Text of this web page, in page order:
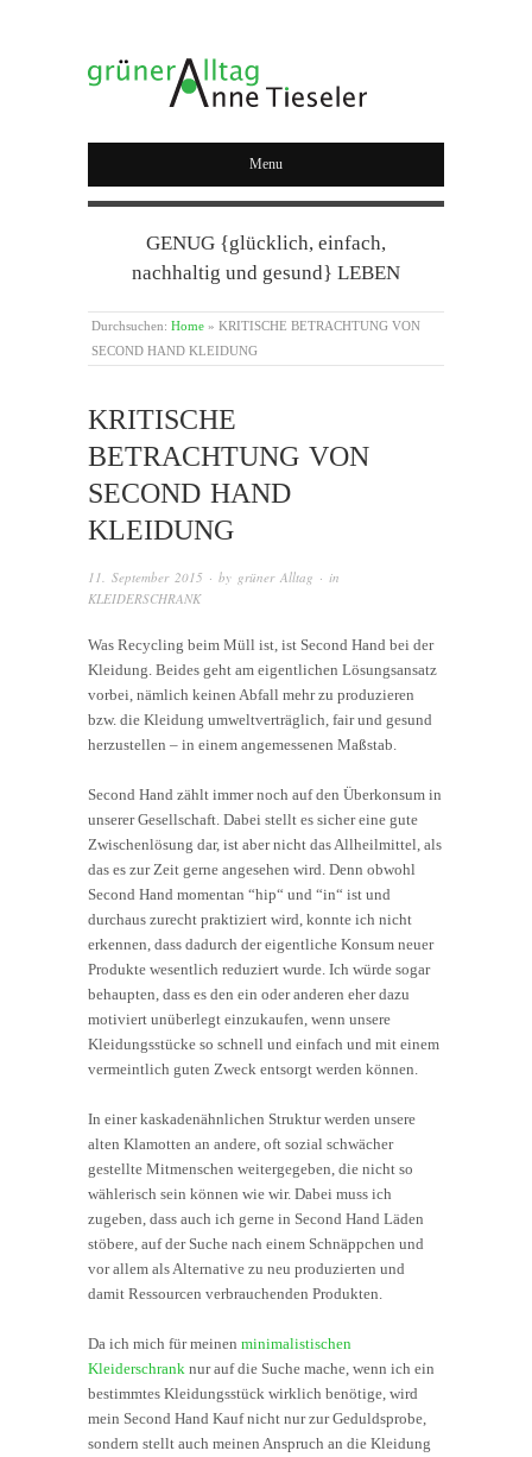
GRÜNER ALLTAG
Menu
GENUG {glücklich, einfach,
nachhaltig und gesund} LEBEN
Durchsuchen: Home » KRITISCHE BETRACHTUNG VON
SECOND HAND KLEIDUNG
KRITISCHE
BETRACHTUNG VON
SECOND HAND
KLEIDUNG
11. September 2015 · by grüner Alltag · in
KLEIDERSCHRANK
Was Recycling beim Müll ist, ist Second Hand bei der
Kleidung. Beides geht am eigentlichen Lösungsansatz
vorbei, nämlich keinen Abfall mehr zu produzieren
bzw. die Kleidung umweltverträglich, fair und gesund
herzustellen – in einem angemessenen Maßstab.
Second Hand zählt immer noch auf den Überkonsum in
unserer Gesellschaft. Dabei stellt es sicher eine gute
Zwischenlösung dar, ist aber nicht das Allheilmittel, als
das es zur Zeit gerne angesehen wird. Denn obwohl
Second Hand momentan “hip“ und “in“ ist und
durchaus zurecht praktiziert wird, konnte ich nicht
erkennen, dass dadurch der eigentliche Konsum neuer
Produkte wesentlich reduziert wurde. Ich würde sogar
behaupten, dass es den ein oder anderen eher dazu
motiviert unüberlegt einzukaufen, wenn unsere
Kleidungsstücke so schnell und einfach und mit einem
vermeintlich guten Zweck entsorgt werden können.
In einer kaskadenähnlichen Struktur werden unsere
alten Klamotten an andere, oft sozial schwächer
gestellte Mitmenschen weitergegeben, die nicht so
wählerisch sein können wie wir. Dabei muss ich
zugeben, dass auch ich gerne in Second Hand Läden
stöbere, auf der Suche nach einem Schnäppchen und
vor allem als Alternative zu neu produzierten und
damit Ressourcen verbrauchenden Produkten.
Da ich mich für meinen minimalistischen
Kleiderschrank nur auf die Suche mache, wenn ich ein
bestimmtes Kleidungsstück wirklich benötige, wird
mein Second Hand Kauf nicht nur zur Geduldsprobe,
sondern stellt auch meinen Anspruch an die Kleidung